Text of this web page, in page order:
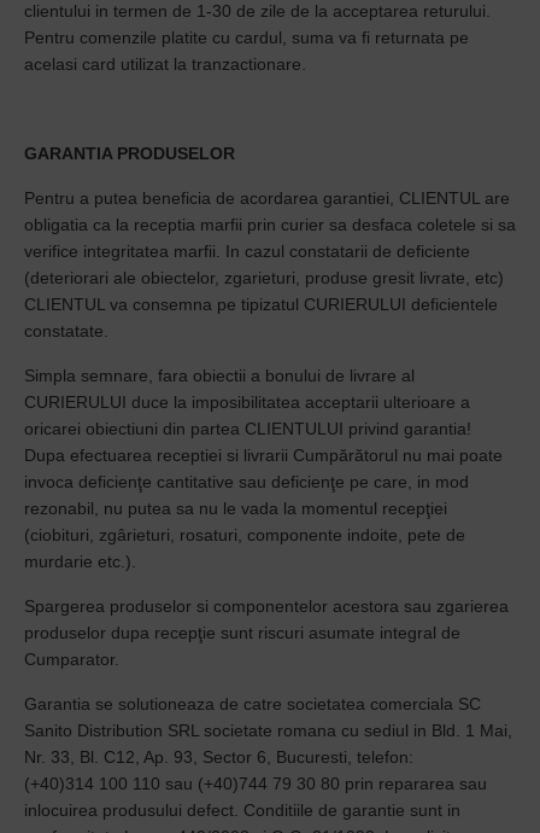
clientului in termen de 1-30 de zile de la acceptarea returului.
Pentru comenzile platite cu cardul, suma va fi returnata pe
acelasi card utilizat la tranzactionare.
GARANTIA PRODUSELOR
Pentru a putea beneficia de acordarea garantiei, CLIENTUL are
obligatia ca la receptia marfii prin curier sa desfaca coletele si sa
verifice integritatea marfii. In cazul constatarii de deficiente
(deteriorari ale obiectelor, zgarieturi, produse gresit livrate, etc)
CLIENTUL va consemna pe tipizatul CURIERULUI deficientele
constatate.
Simpla semnare, fara obiectii a bonului de livrare al
CURIERULUI duce la imposibilitatea acceptarii ulterioare a
oricarei obiectiuni din partea CLIENTULUI privind garantia!
Dupa efectuarea receptiei si livrarii Cumpărătorul nu mai poate
invoca deficienţe cantitative sau deficienţe pe care, in mod
rezonabil, nu putea sa nu le vada la momentul recepţiei
(ciobituri, zgârieturi, rosaturi, componente indoite, pete de
murdarie etc.).
Spargerea produselor si componentelor acestora sau zgarierea
produselor dupa recepţie sunt riscuri asumate integral de
Cumparator.
Garantia se solutioneaza de catre societatea comerciala SC
Sanito Distribution SRL societate romana cu sediul in Bld. 1 Mai,
Nr. 33, Bl. C12, Ap. 93, Sector 6, Bucuresti, telefon:
(+40)314 100 110 sau (+40)744 79 30 80 prin repararea sau
inlocuirea produsului defect. Conditiile de garantie sunt in